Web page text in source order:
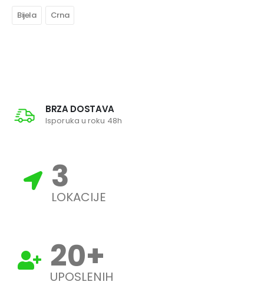
Bijela Crna
BRZA DOSTAVA
Isporuka u roku 48h
3
LOKACIJE
20+
UPOSLENIH